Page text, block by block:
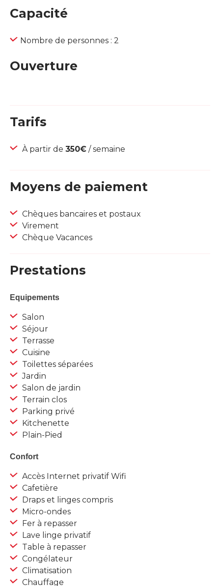
Capacité
Nombre de personnes : 2
Ouverture
Tarifs
À partir de 350€ / semaine
Moyens de paiement
Chèques bancaires et postaux
Virement
Chèque Vacances
Prestations
Equipements
Salon
Séjour
Terrasse
Cuisine
Toilettes séparées
Jardin
Salon de jardin
Terrain clos
Parking privé
Kitchenette
Plain-Pied
Confort
Accès Internet privatif Wifi
Cafetière
Draps et linges compris
Micro-ondes
Fer à repasser
Lave linge privatif
Table à repasser
Congélateur
Climatisation
Chauffage